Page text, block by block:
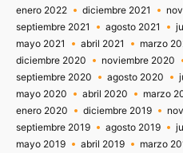
enero 2022
diciembre 2021
septiembre 2021
agosto 2021
mayo 2021
abril 2021 marzo
diciembre 2020
noviembre 2020
septiembre 2020
agosto 2020
mayo 2020
abril 2020 marzo
enero 2020
diciembre 2019
septiembre 2019
agosto 2019
mayo 2019
abril 2019 marzo